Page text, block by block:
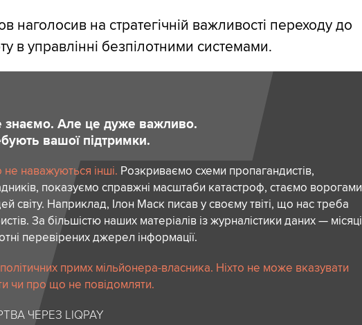
на стратегічній важливості переходу до
в управлінні безпілотними системами.
знаємо. Але це дуже важливо.
вашої підтримки.
наважуються інші. Розкриваємо схеми пропагандистів,
показуємо справжні масштаби катастроф, стаємо ворогами
світу. Наприклад, Ілон Маск писав у своєму твіті, що нас треба
За більшістю наших матеріалів із журналістики даних — місяці
перевірених джерел інформації.
примх мільйонера-власника. Ніхто не може вказувати
чи про що не повідомляти.
ЧЕРЕЗ LIQPAY